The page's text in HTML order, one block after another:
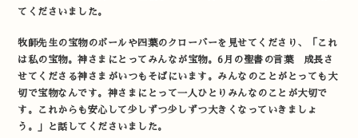
てくださいました。
牧師先生の宝物のボールや四葉のクローバーを見せてくださり、「これ
は私の宝物。神さまにとってみんなが宝物。6月の聖書の言葉 成長さ
せてくださる神さまがいつもそばにいます。みんなのことがとっても大
切で宝物なんです。神さまにとって一人ひとりみんなのことが大切で
す。これからも安心して少しずつ少しずつ大きくなっていきましょ
う。」と話してくださいました。